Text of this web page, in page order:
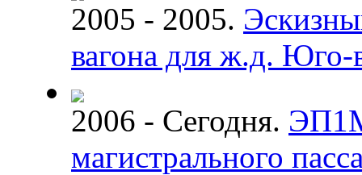
2005 - 2005.
вагона для ж.д. Юго-
2006 - Сегодня.
магистрального